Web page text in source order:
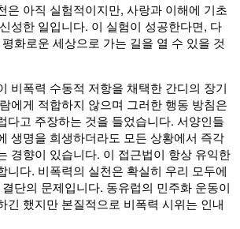
은 아직 실험적이지만, 사랑과 이해에 기초
성한 일입니다. 이 실험이 성공한다면, 다
화로운 세상으로 가는 길을 열 수 있을 것
비폭력 수동적 저항을 채택한 간디의 장기
에게 적합하지 않으며 그러한 행동 방침은
다고 주장하는 것을 들었습니다. 서양인들
생명을 희생하더라도 모든 상황에서 즉각
경향이 있습니다. 이 접근법이 항상 유익한
니다. 비폭력의 실천은 확실히 우리 모두에
단의 문제입니다. 동유럽의 민주화 운동이
긴 했지만 본질적으로 비폭력 시위는 인내